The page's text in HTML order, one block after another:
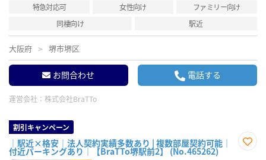
特急対応可 女性向け
ファミリー向け
同棲向け
駅近
大阪府 堺市堺区
お問合わせ 電話する
運営会社： 株式会社BraTTo
割引キャンペーン
｜駅近×格安｜法人契約実績多数あり | 複数部屋契約可能｜
付近パーキングあり｜【BraTTo堺駅前2】 (No.465262)